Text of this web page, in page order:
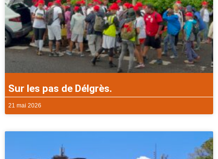
Sur les pas de Délgrès.
21 mai 2026